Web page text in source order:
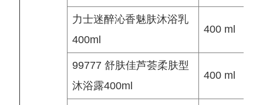
力士迷醉沁香魅肤沐浴乳
400ml
400 ml
99777 舒肤佳芦荟柔肤型
沐浴露400ml
400 ml